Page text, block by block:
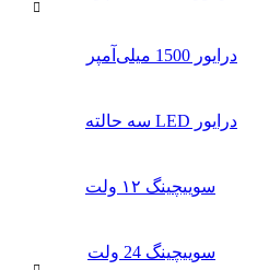
درایور 1500 میلی‌آمپر
درایور LED سه حالته
سوییچینگ ۱۲ ولت
سوییچینگ 24 ولت